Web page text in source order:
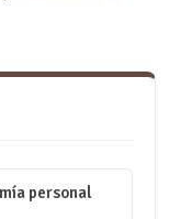
personal